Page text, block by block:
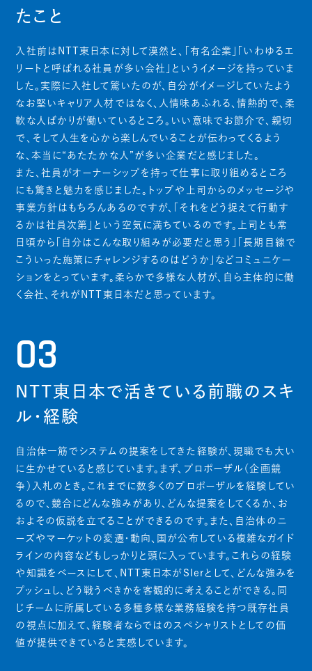
たこと
入社前はNTT東日本に対して漠然と、「有名企業」「いわゆるエ
リートと呼ばれる社員が多い会社」というイメージを持っていま
した。実際に入社して驚いたのが、自分がイメージしていたよう
なお堅いキャリア人材ではなく、人情味あふれる、情熱的で、柔
軟な人ばかりが働いているところ。いい意味でお節介で、親切
で、そして人生を心から楽しんでいることが伝わってくるよう
な、本当に“あたたかな人”が多い企業だと感じました。
また、社員がオーナーシップを持って仕事に取り組めるところ
にも驚きと魅力を感じました。トップや上司からのメッセージや
事業方針はもちろんあるのですが、「それをどう捉えて行動す
るかは社員次第」という空気に満ちているのです。上司とも常
日頃から「自分はこんな取り組みが必要だと思う」「長期目線で
こういった施策にチャレンジするのはどうか」などコミュニケー
ションをとっています。柔らかで多様な人材が、自ら主体的に働
く会社、それがNTT東日本だと思っています。
03
NTT東日本で活きている前職のスキ
ル・経験
自治体一筋でシステムの提案をしてきた経験が、現職でも大い
に生かせていると感じています。まず、プロポーザル（企画競
争）入札のとき。これまでに数多くのプロポーザルを経験してい
るので、競合にどんな強みがあり、どんな提案をしてくるか、お
およその仮説を立てることができるのです。また、自治体のニ
ーズやマーケットの変遷・動向、国が公布している複雑なガイド
ラインの内容などもしっかりと頭に入っています。これらの経験
や知識をベースにして、NTT東日本がSIerとして、どんな強みを
プッシュし、どう戦うべきかを客観的に考えることができる。同
じチームに所属している多種多様な業務経験を持つ既存社員
の視点に加えて、経験者ならではのスペシャリストとしての価
値が提供できていると実感しています。